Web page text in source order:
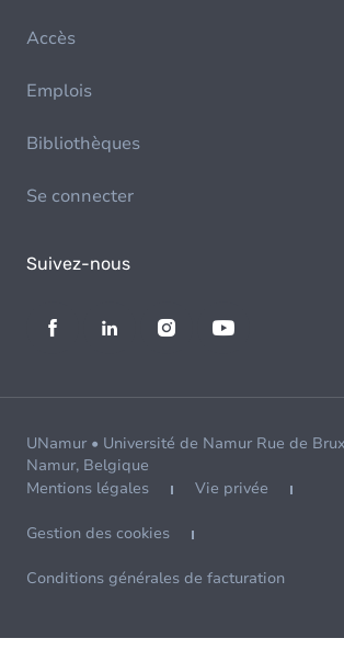
Accès
Emplois
Bibliothèques
Se connecter
Suivez-nous
UNamur • Université de Namur Rue de
Namur, Belgique
Mentions légales
Vie privée
Gestion des cookies
Conditions générales de facturation